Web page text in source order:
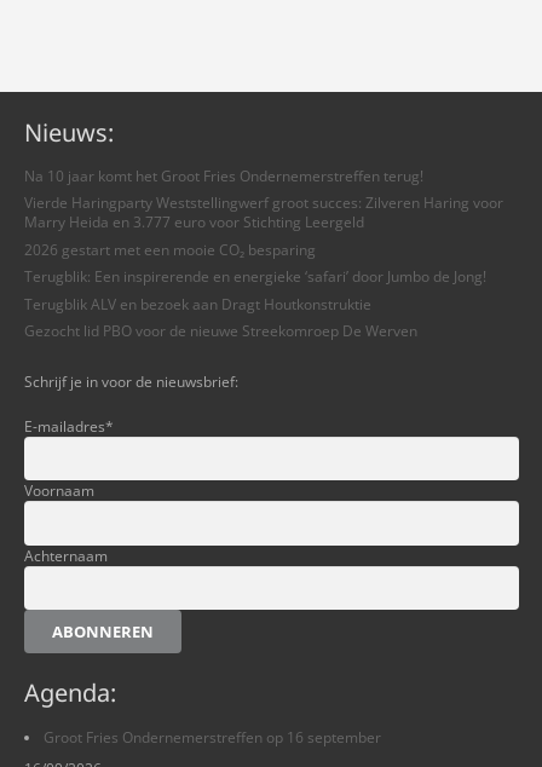
Nieuws:
Na 10 jaar komt het Groot Fries Ondernemerstreffen terug!
Vierde Haringparty Weststellingwerf groot succes: Zilveren Haring voor
Marry Heida en 3.777 euro voor Stichting Leergeld
2026 gestart met een mooie CO₂ besparing
Terugblik: Een inspirerende en energieke ‘safari’ door Jumbo de Jong!
Terugblik ALV en bezoek aan Dragt Houtkonstruktie
Gezocht lid PBO voor de nieuwe Streekomroep De Werven
Schrijf je in voor de nieuwsbrief:
E-mailadres*
Voornaam
Achternaam
ABONNEREN
Agenda:
Groot Fries Ondernemerstreffen op 16 september